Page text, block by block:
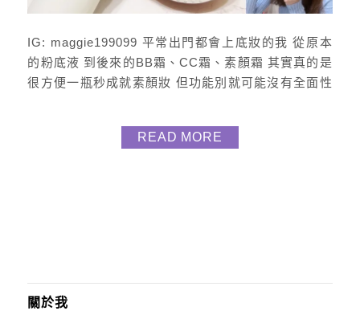
IG: maggie199099 平常出門都會上底妝的我 從原本
的粉底液 到後來的BB霜、CC霜、素顏霜 其實真的是
很方便一瓶秒成就素顏妝 但功能別就可能沒有全面性
來推薦一款 明色 Moist Labo BB霜 自然系輕薄裸妝
READ MORE
關於我